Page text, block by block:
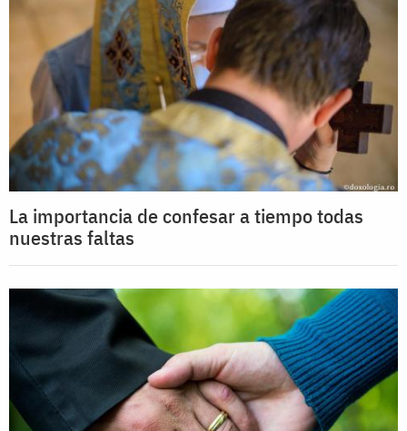
La importancia de confesar a tiempo todas
nuestras faltas